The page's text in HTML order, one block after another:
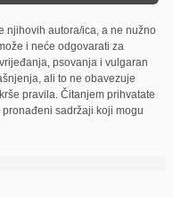
njihovih autora/ica, a ne nužno
i neće odgovarati za
psovanja i vulgaran
ali to ne obavezuje
pravila. Čitanjem prihvatate
sadržaji koji mogu